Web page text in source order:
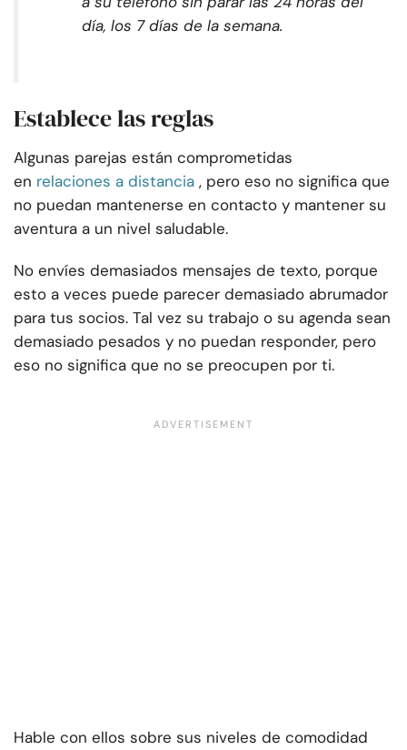
día, los 7 días de la semana.
Establece las reglas
Algunas parejas están comprometidas
en relaciones a distancia , pero eso no significa que
no puedan mantenerse en contacto y mantener su
aventura a un nivel saludable.
No envíes demasiados mensajes de texto, porque
esto a veces puede parecer demasiado abrumador
para tus socios. Tal vez su trabajo o su agenda sean
demasiado pesados y no puedan responder, pero
eso no significa que no se preocupen por ti.
Hable con ellos sobre sus niveles de comodidad